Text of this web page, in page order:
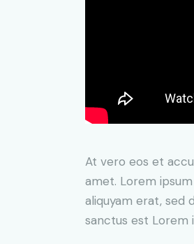
At vero eos et
amet. Lorem
aliquyam erat, sed
sanctus est Lorem